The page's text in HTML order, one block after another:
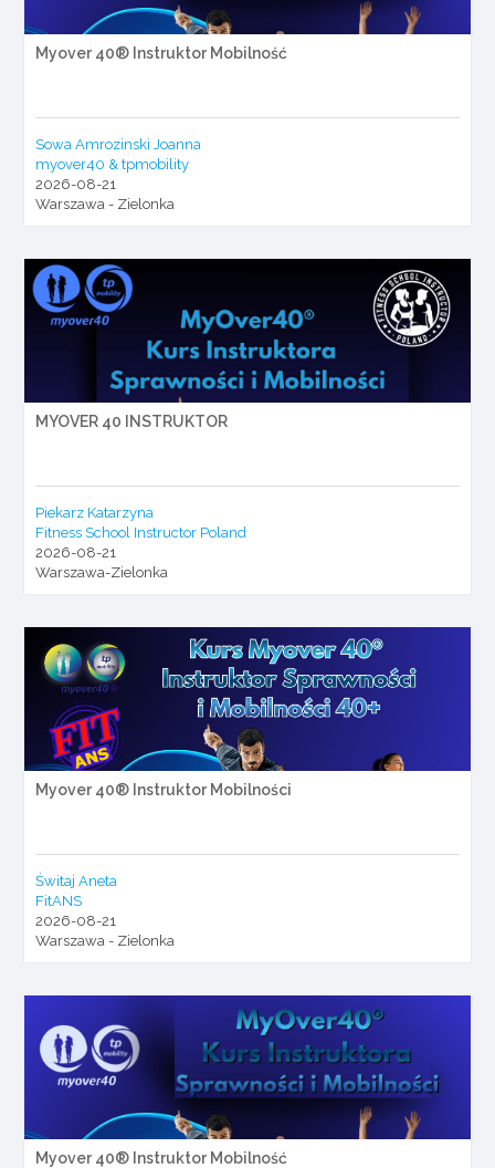
Myover 40® Instruktor Mobilność
Sowa Amrozinski Joanna
myover40 & tpmobility
2026-08-21
Warszawa - Zielonka
MYOVER 40 INSTRUKTOR
Piekarz Katarzyna
Fitness School Instructor Poland
2026-08-21
Warszawa-Zielonka
Myover 40® Instruktor Mobilności
Świtaj Aneta
FitANS
2026-08-21
Warszawa - Zielonka
Myover 40® Instruktor Mobilność